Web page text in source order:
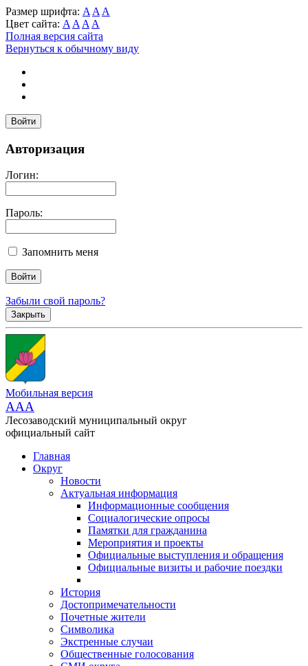
Размер шрифта: A A A
Цвет сайта: A A A A
Полная версия сайта
Вернуться к обычному виду
Войти
Авторизация
Логин:
Пароль:
Запомнить меня
Забыли свой пароль?
Закрыть
Мобильная версия
AAA
Лесозаводский муниципальный округ
официальный сайт
Главная
Округ
Новости
Актуальная информация
Информационные сообщения
Социалогические опросы
Памятки для гражданина
Мероприятия и проекты
Официальные выступления и обращения
Официальные визиты и рабочие поездки
История
Достопримечательности
Почетные жители
Символика
Экстренные случаи
Общественные голосования